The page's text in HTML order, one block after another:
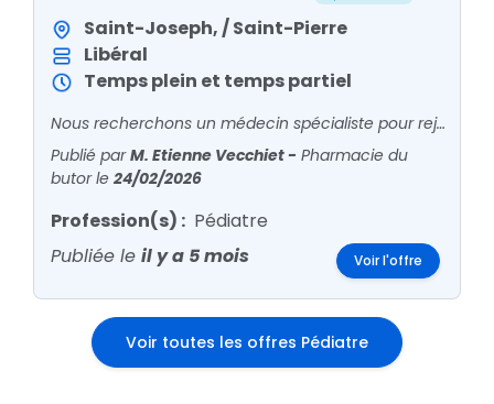
Saint-Joseph, / Saint-Pierre
Libéral
Temps plein et temps partiel
Nous recherchons un médecin spécialiste pour rejoindre notre structure située à Saint-Joseph (La Réunion).Notre priorité serait l’installation d’un pédiatre afin de répondre à un réel b
Publié parM. Etienne Vecchiet- Pharmacie du
butorle 24/02/2026
Profession(s) : Pédiatre
Publiée le il y a 5 mois Voir l'offre
Voir toutes les offres Pédiatre